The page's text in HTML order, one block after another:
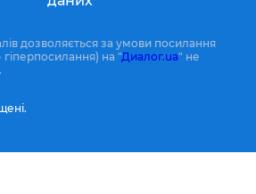
дозволяється за умови посилання
гіперпосилання) на "Диалог.ua" не